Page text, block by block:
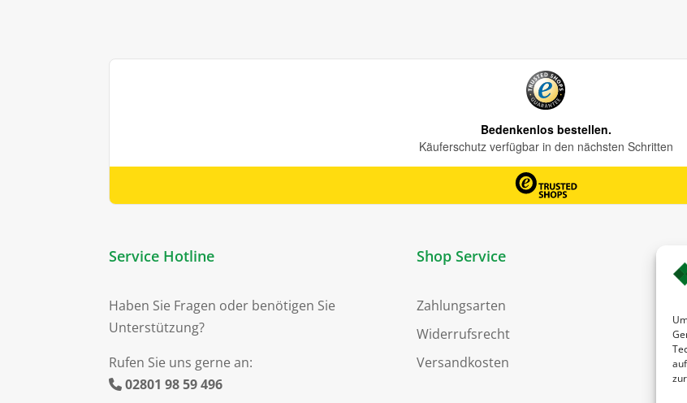
Service Hotline
Haben Sie Fragen oder benötigen Sie
Unterstützung?
Rufen Sie uns gerne an:
02801 98 59 496
Shop Service
Zahlungsarten
Widerrufsrecht
Versandkosten